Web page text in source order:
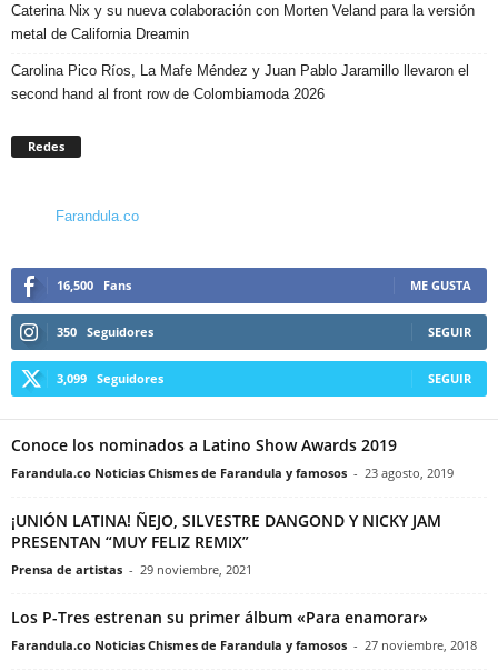
Caterina Nix y su nueva colaboración con Morten Veland para la versión
metal de California Dreamin
Carolina Pico Ríos, La Mafe Méndez y Juan Pablo Jaramillo llevaron el
second hand al front row de Colombiamoda 2026
Redes
Farandula.co
16,500 Fans ME GUSTA
350 Seguidores SEGUIR
3,099 Seguidores SEGUIR
Conoce los nominados a Latino Show Awards 2019
Farandula.co Noticias Chismes de Farandula y famosos - 23 agosto, 2019
¡UNIÓN LATINA! ÑEJO, SILVESTRE DANGOND Y NICKY JAM
PRESENTAN “MUY FELIZ REMIX”
Prensa de artistas - 29 noviembre, 2021
Los P-Tres estrenan su primer álbum «Para enamorar»
Farandula.co Noticias Chismes de Farandula y famosos - 27 noviembre, 2018